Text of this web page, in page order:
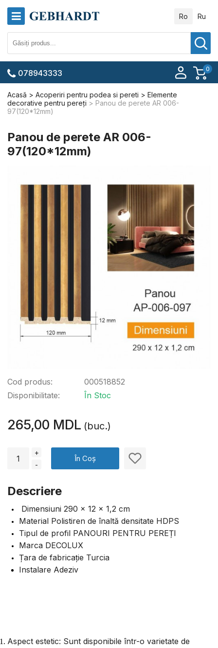
Ro Ru
0
078943333
Acasă Acoperiri pentru podea si pereti
Elemente
decorative pentru pereți
Panou de perete AR 006-
97(120*12mm)
Panou de perete AR 006-
97(120*12mm)
Cod produs:
Disponibilitate:
000518852
În Stoc
265,00 MDL (buc.)
+
-
În Coș
Descriere
Dimensiuni 290 × 12 × 1,2 cm
Material Polistiren de înaltă densitate HDPS
Tipul de profil PANOURI PENTRU PEREȚI
Marca DECOLUX
Țara de fabricație Turcia
Instalare Adeziv
Aspect estetic: Sunt disponibile într-o varietate de